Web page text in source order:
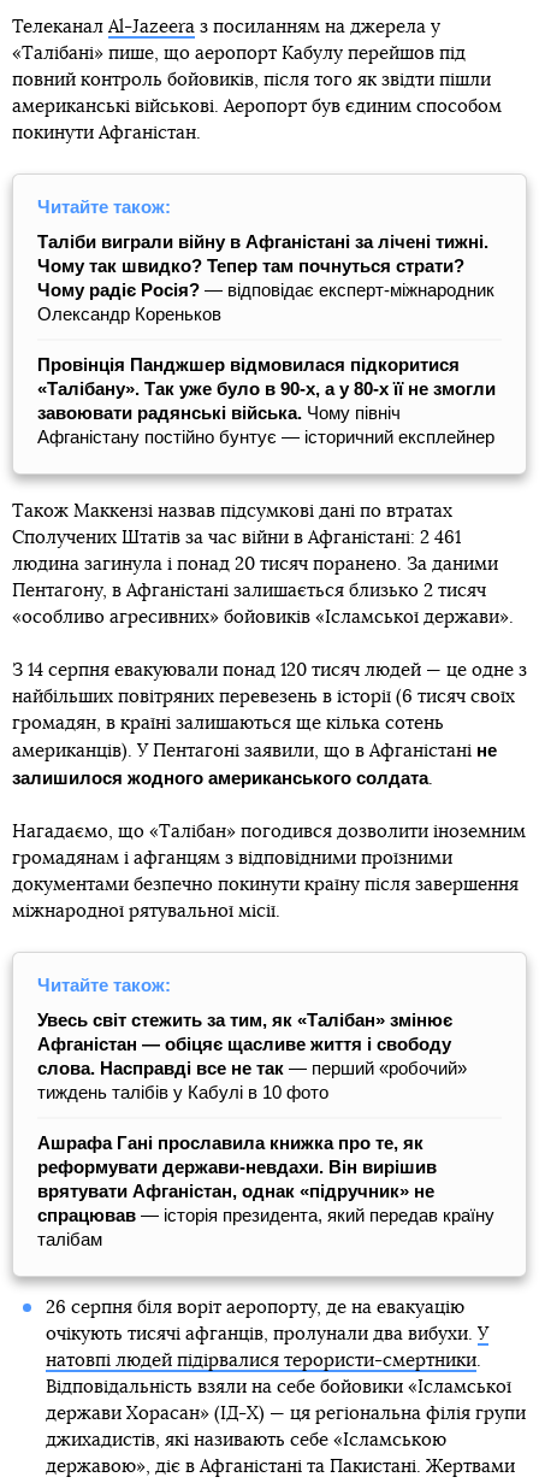
ТелеканалAl-Jazeera з посиланням на джерела у
«Талібані» пише, що аеропорт Кабулу перейшов під
повний контроль бойовиків, після того як звідти пішли
американські військові. Аеропорт був єдиним способом
покинути Афганістан.
Читайте також:
Таліби виграли війну в Афганістані за лічені тижні.
Чому так швидко? Тепер там почнуться страти?
Чому радіє Росія? — відповідає експерт-міжнародник
Олександр Кореньков
Провінція Панджшер відмовилася підкоритися
«Талібану». Так уже було в 90-х, а у 80-х її не змогли
завоювати радянські війська. Чому північ
Афганістану постійно бунтує — історичний експлейнер
Також Маккензі назвав підсумкові дані по втратах
Сполучених Штатів за час війни в Афганістані: 2 461
людина загинула і понад 20 тисяч поранено. За даними
Пентагону, в Афганістані залишається близько 2 тисяч
«особливо агресивних» бойовиків «Ісламської держави».
З 14 серпня евакуювали понад 120 тисяч людей — це одне з
найбільших повітряних перевезень в історії (6 тисяч своїх
громадян, в країні залишаються ще кілька сотень
американців). У Пентагоні заявили, що в Афганістані не
залишилося жодного американського солдата.
Нагадаємо, що «Талібан» погодився дозволити іноземним
громадянам і афганцям з відповідними проїзними
документами безпечно покинути країну після завершення
міжнародної рятувальної місії.
Читайте також:
Увесь світ стежить за тим, як «Талібан» змінює
Афганістан — обіцяє щасливе життя і свободу
слова. Насправді все не так — перший «робочий»
тиждень талібів у Кабулі в 10 фото
Ашрафа Гані прославила книжка про те, як
реформувати держави-невдахи. Він вирішив
врятувати Афганістан, однак «підручник» не
спрацював ― історія президента, який передав країну
талібам
26 серпня біля воріт аеропорту, де на евакуацію
очікують тисячі афганців, пролунали два вибухи. У
натовпі людей підірвалися терористи-смертники.
Відповідальність взяли на себе бойовики «Ісламської
держави Хорасан» (ІД-Х) — ця регіональна філія групи
джихадистів, які називають себе «Ісламською
державою», діє в Афганістані та Пакистані. Жертвами